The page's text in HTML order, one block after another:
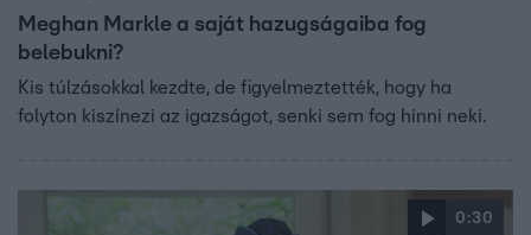
Meghan Markle a saját hazugságaiba fog
belebukni?
Kis túlzásokkal kezdte, de figyelmeztették, hogy ha
folyton kiszínezi az igazságot, senki sem fog hinni neki.
0:30